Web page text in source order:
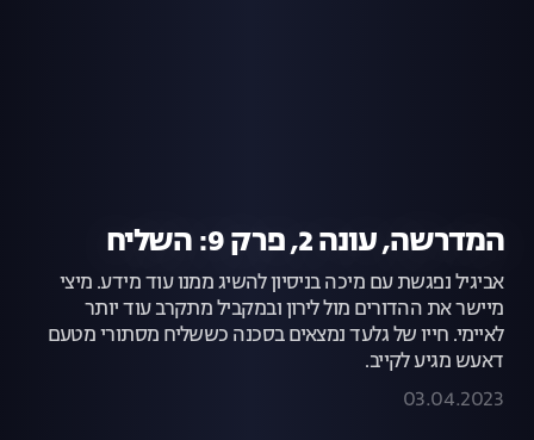
המדרשה, עונה 2, פרק 9: השליח
אביגיל נפגשת עם מיכה בניסיון להשיג ממנו עוד מידע. מיצי
מיישר את ההדורים מול לירון ובמקביל מתקרב עוד יותר
לאיימי. חייו של גלעד נמצאים בסכנה כששליח מסתורי מטעם
דאעש מגיע לקייב.
03.04.2023